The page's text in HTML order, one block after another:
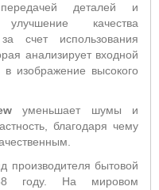
передачей деталей и
качества
счет использования
анализирует входной
в изображение высокого
уменьшает шумы и
благодаря чему
производителя бытовой
году. На мировом